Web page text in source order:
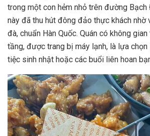
trong một con hẻm nhỏ trên đường Bạch
này đã thu hút đông đảo thực khách nhờ
đà, chuẩn Hàn Quốc. Quán có không
tầng, được trang bị máy lạnh, là lựa
tiệc sinh nhật hoặc các buổi liên hoan